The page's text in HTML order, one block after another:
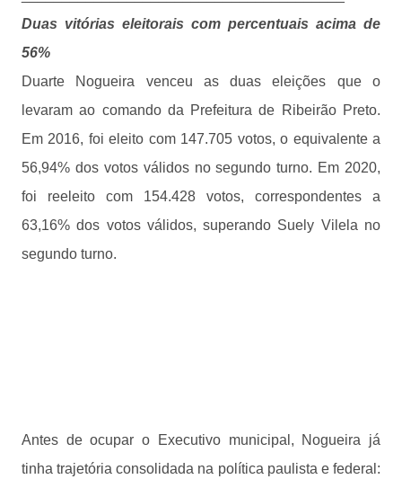
Duas vitórias eleitorais com percentuais acima de
56%
Duarte Nogueira venceu as duas eleições que o
levaram ao comando da Prefeitura de Ribeirão Preto.
Em 2016, foi eleito com 147.705 votos, o equivalente a
56,94% dos votos válidos no segundo turno. Em 2020,
foi reeleito com 154.428 votos, correspondentes a
63,16% dos votos válidos, superando Suely Vilela no
segundo turno.
Antes de ocupar o Executivo municipal, Nogueira já
tinha trajetória consolidada na política paulista e federal: